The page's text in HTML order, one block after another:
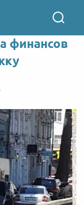
финансов